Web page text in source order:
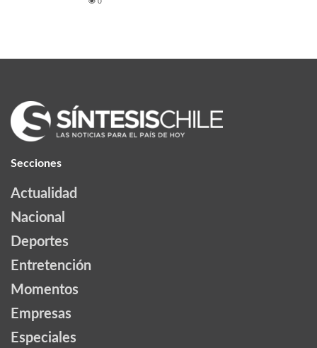
Secciones
Actualidad
Nacional
Deportes
Entretención
Momentos
Empresas
Especiales